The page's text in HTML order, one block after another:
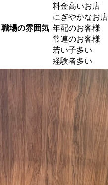
職場の雰囲気
料金高いお店
にぎやかなお店
年配のお客様
常連のお客様
若い子多い
経験者多い